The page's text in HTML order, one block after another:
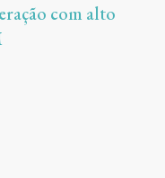
com alto